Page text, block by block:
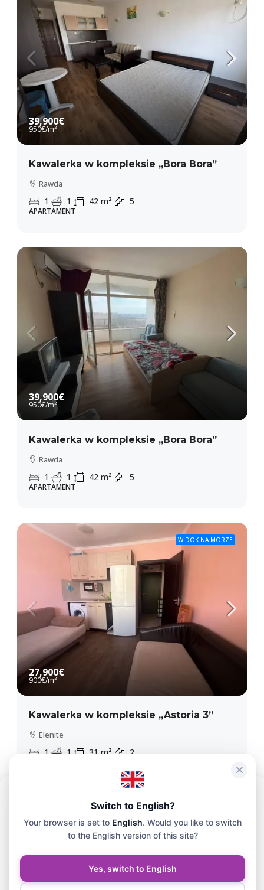
Aby zapewnić maksymalną wygodę, korzystamy z technologii takich jak
pliki cookie do przechowywania i/lub uzyskiwania dostępu do
informacji o Twoim urządzeniu. Zgoda na korzystanie z tych technologii
pozwoli nam przetwarzać na tej stronie dane, takie jak historia
Zaakceptuj
39,900€
950€/m²
Kawalerka w kompleksie „Bora Bora”
Rawda
1 1 42 m² 5
APARTAMENT
39,900€
950€/m²
Kawalerka w kompleksie „Bora Bora”
Rawda
1 1 42 m² 5
APARTAMENT
WIDOK NA MORZE
27,900€
900€/m²
Kawalerka w kompleksie „Astoria 3”
Elenite
1 1 31 m² 2
Switch to English?
Your browser is set to English. Would you like to switch
to the English version of this site?
Yes, switch to English